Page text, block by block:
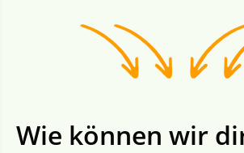
Wie können wir